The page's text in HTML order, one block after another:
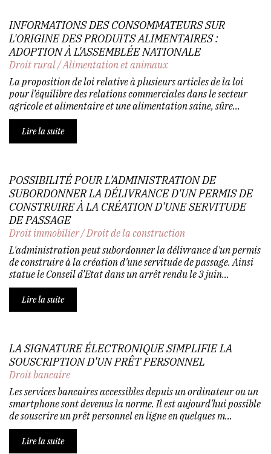
INFORMATIONS DES CONSOMMATEURS SUR
L'ORIGINE DES PRODUITS ALIMENTAIRES :
ADOPTION À L'ASSEMBLÉE NATIONALE
Droit rural/Alimentation et animaux
La proposition de loi relative à plusieurs articles de la loi
pour l’équilibre des relations commerciales dans le secteur
agricole et alimentaire et une alimentation saine, sûre...
Lire la suite
POSSIBILITÉ POUR L’ADMINISTRATION DE
SUBORDONNER LA DÉLIVRANCE D'UN PERMIS DE
CONSTRUIRE À LA CRÉATION D'UNE SERVITUDE
DE PASSAGE
Droit immobilier/Droit de la construction
L'administration peut subordonner la délivrance d'un permis
de construire à la création d'une servitude de passage. Ainsi
statue le Conseil d’Etat dans un arrêt rendu le 3 juin...
Lire la suite
LA SIGNATURE ÉLECTRONIQUE SIMPLIFIE LA
SOUSCRIPTION D'UN PRÊT PERSONNEL
Droit bancaire
Les services bancaires accessibles depuis un ordinateur ou un
smartphone sont devenus la norme. Il est aujourd'hui possible
de souscrire un prêt personnel en ligne en quelques m...
Lire la suite